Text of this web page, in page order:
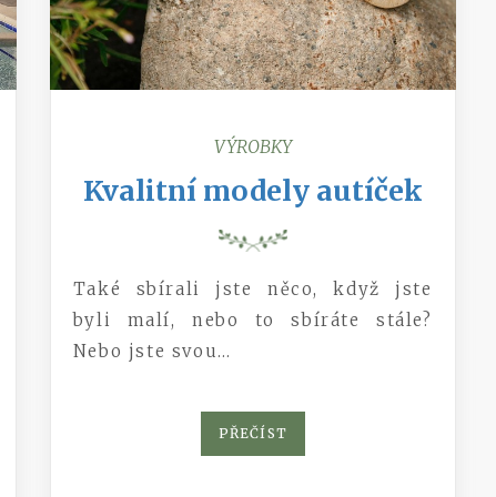
VÝROBKY
Kvalitní modely autíček
Také sbírali jste něco, když jste
byli malí, nebo to sbíráte stále?
Nebo jste svou…
PŘEČÍST